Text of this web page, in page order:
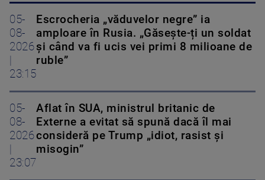
05-
08-
2026
23:15
Escrocheria „văduvelor negre” ia
amploare în Rusia. „Găsește-ți un soldat
și când va fi ucis vei primi 8 milioane de
ruble”
05-
08-
2026
23:07
Aflat în SUA, ministrul britanic de
Externe a evitat să spună dacă îl mai
consideră pe Trump „idiot, rasist și
misogin”